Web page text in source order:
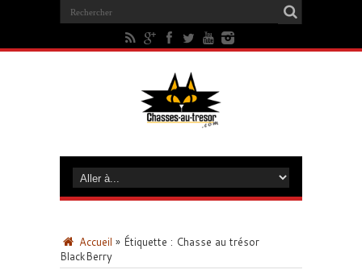
Accueil » Étiquette : Chasse au trésor
BlackBerry